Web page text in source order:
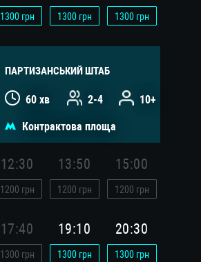
1300грн 1300грн 1300грн
ПАРТИЗАНСЬКИЙ ШТАБ
60 хв 2-4 10+
Контрактова площа
12:30
1200 грн
13:50
1200 грн
15:00
1200 грн
17:40
1300 грн
19:10
1300грн
20:30
1300грн